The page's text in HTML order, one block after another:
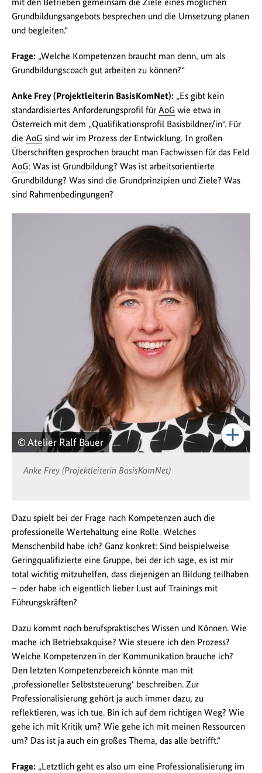
mit den Betrieben gemeinsam die Ziele eines möglichen
Grundbildungsangebots besprechen und die Umsetzung planen
und begleiten.“
Frage: „Welche Kompetenzen braucht man denn, um als
Grundbildungscoach gut arbeiten zu können?“
Anke Frey (Projektleiterin BasisKomNet): „Es gibt kein
standardisiertes Anforderungsprofil für AoG wie etwa in
Österreich mit dem „Qualifikationsprofil Basisbildner/in“. Für
die AoG sind wir im Prozess der Entwicklung. In großen
Überschriften gesprochen braucht man Fachwissen für das Feld
AoG: Was ist Grundbildung? Was ist arbeitsorientierte
Grundbildung? Was sind die Grundprinzipien und Ziele? Was
sind Rahmenbedingungen?
© Atelier Ralf Bauer
Anke Frey (Projektleiterin BasisKomNet)
Dazu spielt bei der Frage nach Kompetenzen auch die
professionelle Wertehaltung eine Rolle. Welches
Menschenbild habe ich? Ganz konkret: Sind beispielweise
Geringqualifizierte eine Gruppe, bei der ich sage, es ist mir
total wichtig mitzuhelfen, dass diejenigen an Bildung teilhaben
– oder habe ich eigentlich lieber Lust auf Trainings mit
Führungskräften?
Dazu kommt noch berufspraktisches Wissen und Können. Wie
mache ich Betriebsakquise? Wie steuere ich den Prozess?
Welche Kompetenzen in der Kommunikation brauche ich?
Den letzten Kompetenzbereich könnte man mit
‚professioneller Selbststeuerung‘ beschreiben. Zur
Professionalisierung gehört ja auch immer dazu, zu
reflektieren, was ich tue. Bin ich auf dem richtigen Weg? Wie
gehe ich mit Kritik um? Wie gehe ich mit meinen Ressourcen
um? Das ist ja auch ein großes Thema, das alle betrifft.“
Frage: „Letztlich geht es also um eine Professionalisierung im